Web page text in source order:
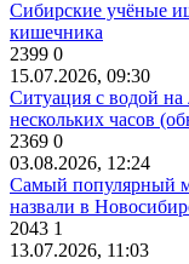
Сибирские учёные
кишечника
2399 0
15.07.2026, 09:30
Ситуация с водой на
нескольких часов
2369 0
03.08.2026, 12:24
Самый популярный
назвали в
2043 1
13.07.2026, 11:03